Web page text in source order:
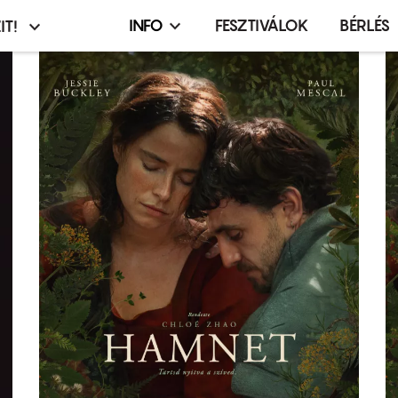
Infó,
esemény,
terembérlés
menü
INFO FESZTIVÁLOK BÉRLÉS